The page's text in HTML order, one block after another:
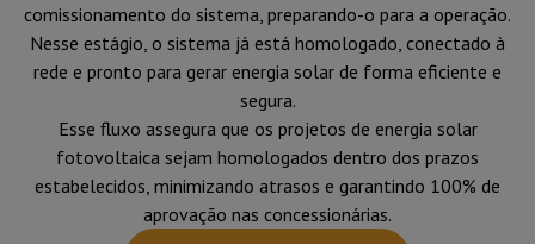
comissionamento do sistema, preparando-o para a operação.
Nesse estágio, o sistema já está homologado, conectado à
rede e pronto para gerar energia solar de forma eficiente e
segura.
Esse fluxo assegura que os projetos de energia solar
fotovoltaica sejam homologados dentro dos prazos
estabelecidos, minimizando atrasos e garantindo 100% de
aprovação nas concessionárias.